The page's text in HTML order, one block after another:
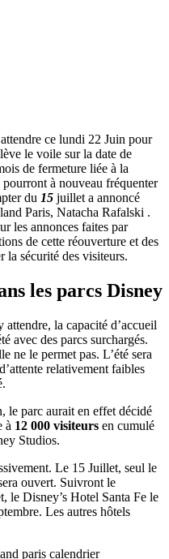
ce lundi 22 Juin pour
le voile sur la date de
de fermeture liée à la
à nouveau fréquenter
du 15 juillet a annoncé
Paris, Natacha Rafalski .
les annonces faites par
de cette réouverture et des
la sécurité des visiteurs.
les parcs Disney
la capacité d’accueil
avec des parcs surchargés.
ne le permet pas. L’été sera
relativement faibles
le parc aurait en effet décidé
à 12 000 visiteurs en cumulé
Studios.
Le 15 Juillet, seul le
ouvert. Suivront le
le Disney’s Hotel Santa Fe le
Les autres hôtels